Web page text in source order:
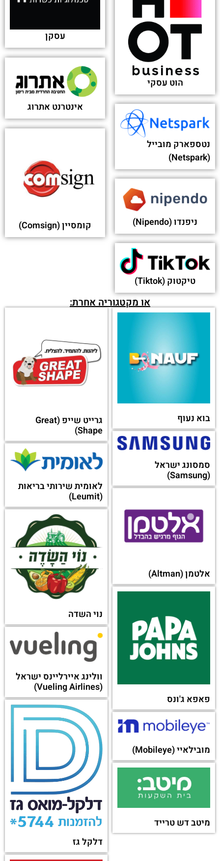
עסקן
הוט עסקי
אינטרנט אתרוג
נטספארק מובייל
קומסיין (Comsign) ניפנדו (Nipendo)
טיקטוק (Tiktok)
או מקטגוריה אחרת:
בוא נעוף גרייט שייפ (Great
Shape)
סמסונג ישראל
לאומית שירותי בריאות
אלטמן (Altman)
נוי השדה
פאפא ג'ונס
וולינג איירליינס ישראל
מובילאיי (Mobileye)
דלקל גז
מיטב דש טרייד